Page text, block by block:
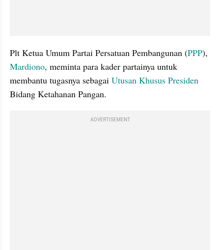
Plt Ketua Umum Partai Persatuan Pembangunan (PPP
Mardiono, meminta para kader partainya untuk
membantu tugasnya sebagai Utusan Khusus Presiden
Bidang Ketahanan Pangan.
ADVERTISEMENT